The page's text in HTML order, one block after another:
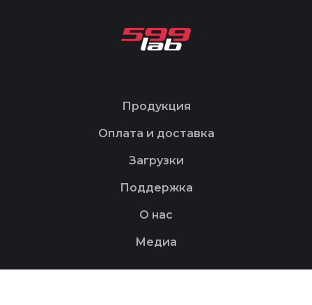
Продукция
Оплата и доставка
Загрузки
Поддержка
О нас
Медиа